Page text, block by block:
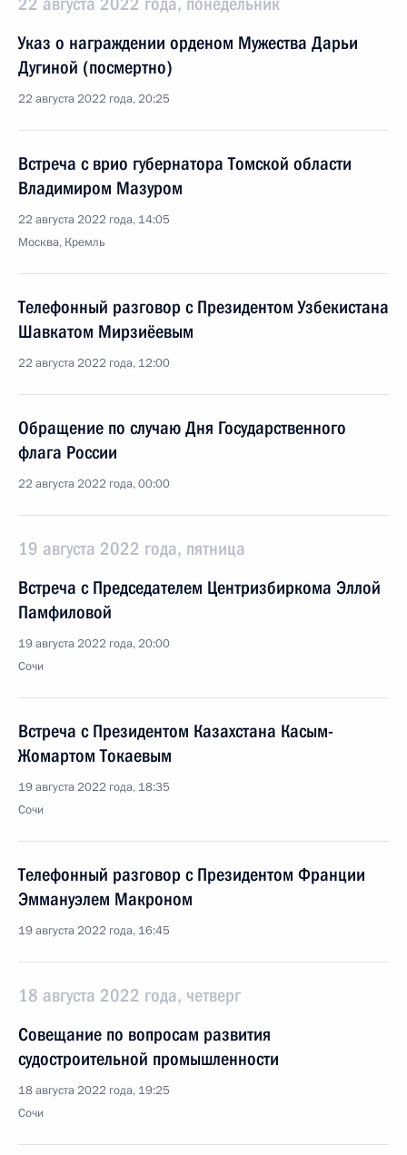
Указ о награждении орденом Мужества Дарьи
Дугиной (посмертно)
22 августа 2022 года, 20:25
Встреча с врио губернатора Томской области
Владимиром Мазуром
22 августа 2022 года, 14:05
Москва, Кремль
Телефонный разговор с Президентом Узбекистана
Шавкатом Мирзиёевым
22 августа 2022 года, 12:00
Обращение по случаю Дня Государственного
флага России
22 августа 2022 года, 00:00
19 августа 2022 года, пятница
Встреча с Председателем Центризбиркома Эллой
Памфиловой
19 августа 2022 года, 20:00
Сочи
Встреча с Президентом Казахстана Касым-
Жомартом Токаевым
19 августа 2022 года, 18:35
Сочи
Телефонный разговор с Президентом Франции
Эммануэлем Макроном
19 августа 2022 года, 16:45
18 августа 2022 года, четверг
Совещание по вопросам развития
судостроительной промышленности
18 августа 2022 года, 19:25
Сочи